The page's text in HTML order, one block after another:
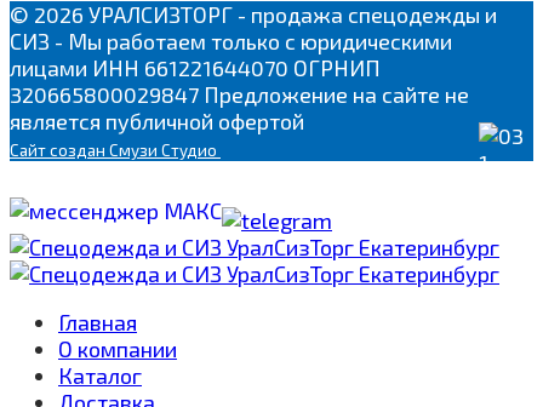
© 2026 УРАЛСИЗТОРГ - продажа спецодежды и
СИЗ - Мы работаем только с юридическими
лицами ИНН 661221644070 ОГРНИП
320665800029847 Предложение на сайте не
является публичной офертой
Сайтсоздан Смузи Студио
Главная
О компании
Каталог